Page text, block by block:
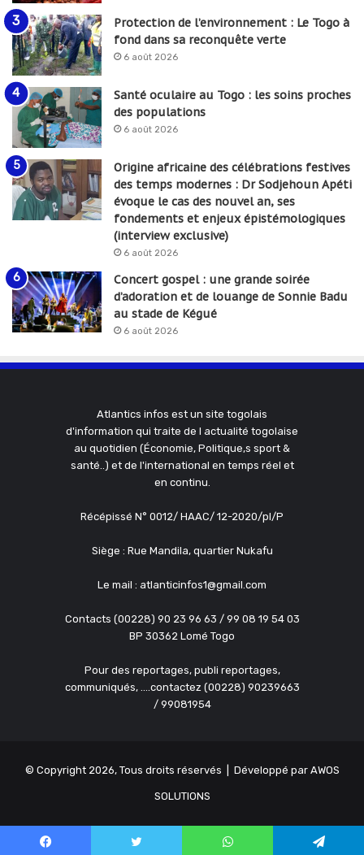
Protection de l’environnement : Le Togo à
fond dans sa reconquête verte
6 août 2026
Santé oculaire au Togo : les soins proches
des populations
6 août 2026
Origine africaine des célébrations festives
des temps modernes : Dr Sodjehoun Apéti
évoque le cas des nouvel an, ses
fondements et enjeux épistémologiques
(interview exclusive)
6 août 2026
Concert gospel : une grande soirée
d’adoration et de louange de Sonnie Badu
au stade de Kégué
6 août 2026
Atlantics infos est un site togolais
d'information qui traite de l actualité togolaise
au quotidien (Économie, Politique,s sport &
santé..) et de l'international en temps réel et
en continu.
Récépissé N° 0012/ HAAC/ 12-2020/pl/P
Siège : Rue Mandila, quartier Nukafu
Le mail : atlanticinfos1@gmail.com
Contacts (00228) 90 23 96 63 / 99 08 19 54 03
BP 30362 Lomé Togo
Pour des reportages, publi reportages,
communiqués, ....contactez (00228) 90239663
/ 99081954
© Copyright 2026, Tous droits réservés | Développé par AWOS
SOLUTIONS